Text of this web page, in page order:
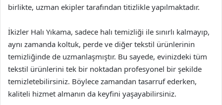
birlikte, uzman ekipler tarafından titizlikle yapılmaktadır.
İkizler Halı Yıkama, sadece halı temizliği ile sınırlı kalmayıp,
aynı zamanda koltuk, perde ve diğer tekstil ürünlerinin
temizliğinde de uzmanlaşmıştır. Bu sayede, evinizdeki tüm
tekstil ürünlerini tek bir noktadan profesyonel bir şekilde
temizletebilirsiniz. Böylece zamandan tasarruf ederken,
kaliteli hizmet almanın da keyfini yaşayabilirsiniz.